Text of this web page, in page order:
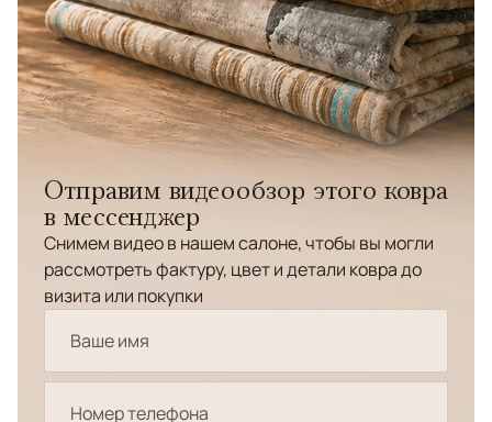
Отправим видеообзор этого ковра
в мессенджер
Снимем видео в нашем салоне, чтобы вы могли
рассмотреть фактуру, цвет и детали ковра до
визита или покупки